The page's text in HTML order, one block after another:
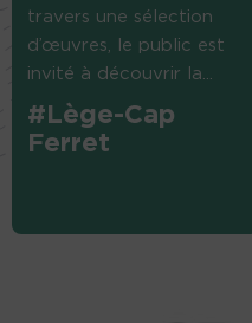
travers une sélection
d’œuvres, le public est
invité à découvrir la...
#Lège-Cap
Ferret